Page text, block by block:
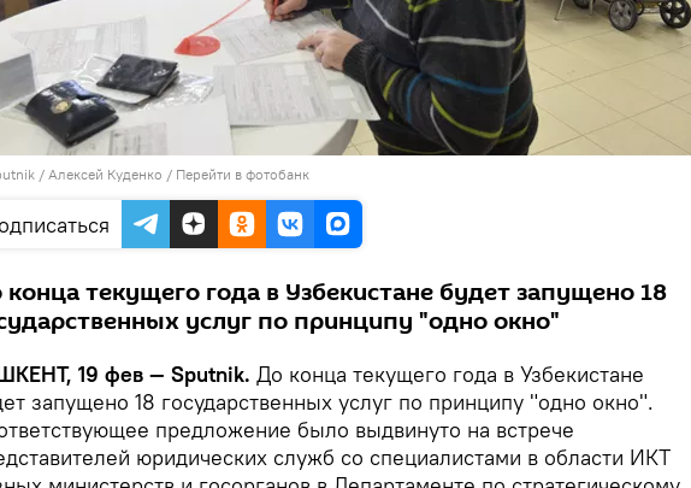
/ Алексей Куденко / Перейти в фотобанк
текущего года в Узбекистане будет запущено 18
услуг по принципу "одно окно"
19 фев — Sputnik. До конца текущего года в Узбекистане
запущено 18 государственных услуг по принципу "одно окно".
предложение было выдвинуто на встрече
юридических служб со специалистами в области ИКТ